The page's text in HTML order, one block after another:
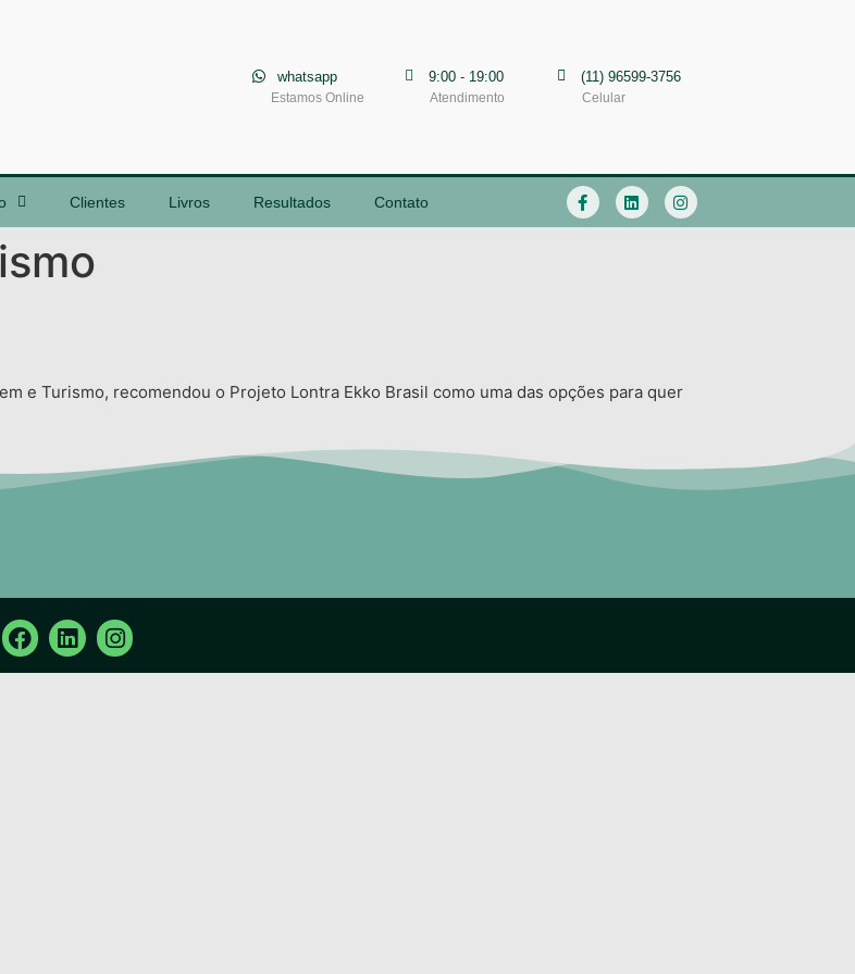
whatsapp
Estamos Online
9:00 - 19:00
Atendimento
(11) 96599-3756
Celular
Clientes Livros Resultados Contato
e Turismo, recomendou o Projeto Lontra Ekko Brasil como uma das opções para quer